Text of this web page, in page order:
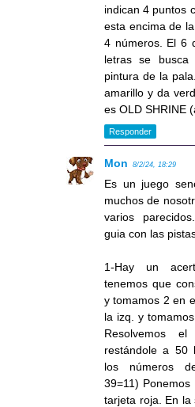
indican 4 puntos
esta encima de
4 números. El 6
letras se
pintura de la
amarillo y da
es OLD SHRINE
Responder
Mon 8/2/24, 18:29
Es un juego
muchos de
varios
guia con las
1-Hay un
tenemos que
y tomamos 2 en
la izq. y
Resolvemos
restándole a 50
los números
39=11) Ponemos
tarjeta roja. En la